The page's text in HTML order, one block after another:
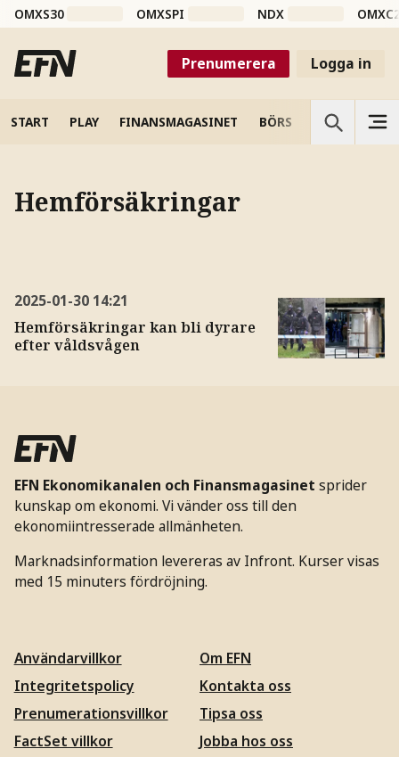
OMXS30 OMXSPI NDX
Prenumerera Logga in
START PLAY FINANSMAGASINET BÖRS VETENSKAP
Hemförsäkringar
2025-01-30 14:21
Hemförsäkringar kan bli dyrare
efter våldsvågen
EFN Ekonomikanalen och Finansmagasinet sprider
kunskap om ekonomi. Vi vänder oss till den
ekonomiintresserade allmänheten.
Marknadsinformation levereras av Infront. Kurser visas
med 15 minuters fördröjning.
Användarvillkor
Integritetspolicy
Prenumerationsvillkor
FactSet villkor
Om EFN
Kontakta oss
Tipsa oss
Jobba hos oss